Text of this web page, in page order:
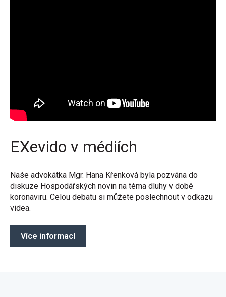
EXevido v médiích
Naše advokátka Mgr. Hana Křenková byla pozvána do
diskuze Hospodářských novin na téma dluhy v době
koronaviru. Celou debatu si můžete poslechnout v odkazu
videa.
Více informací